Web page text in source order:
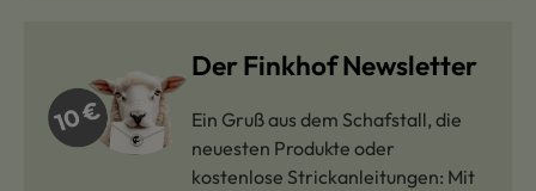
Der Finkhof Newsletter
Ein Gruß aus dem Schafstall, die
neuesten Produkte oder
kostenlose Strickanleitungen: Mit